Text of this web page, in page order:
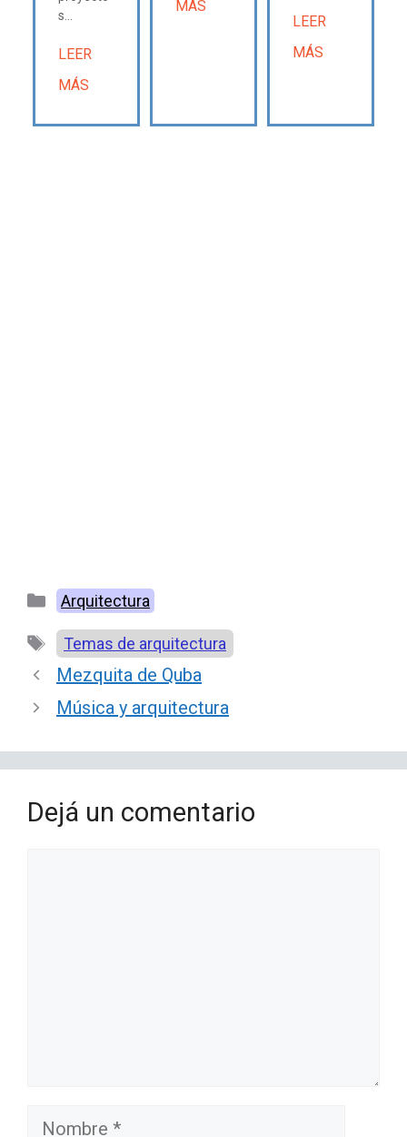
s...
LEER
MÁS
MÁS
LEER
MÁS
Categorías
Arquitectura
Etiquetas
Temas de arquitectura
Mezquita de Quba
Música y arquitectura
Dejá un comentario
Nombre